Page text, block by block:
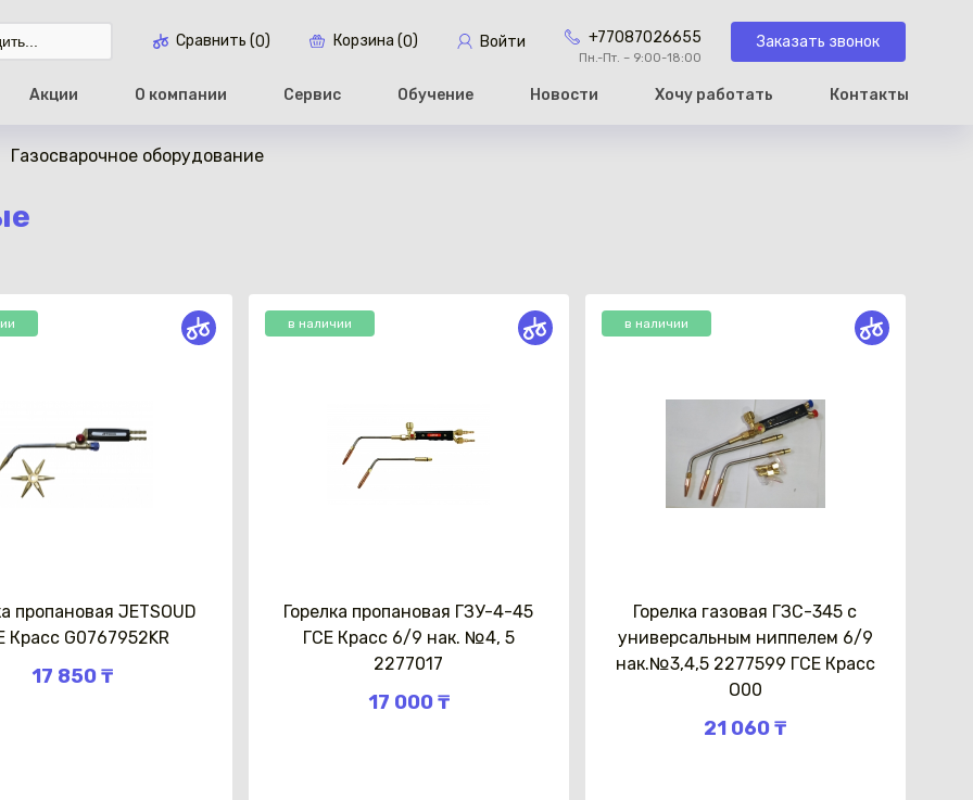
Сравнить (0) Корзина (0) Войти +77087026655
Пн.-Пт. – 9:00-18:00
Заказать звонок
Акции О компании Сервис Обучение Новости Хочу работать Контакты
Газосварочное оборудование
пропановая JETSOUD
Красс G0767952KR
17 850 ₸
в наличии
Горелка пропановая ГЗУ-4-45
ГСЕ Красс 6/9 нак. №4, 5
2277017
17 000 ₸
в наличии
Горелка газовая ГЗС-345 с
универсальным ниппелем 6/9
нак.№3,4,5 2277599 ГСЕ Красс
О00
21 060 ₸